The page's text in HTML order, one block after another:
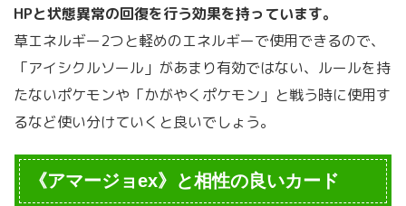
HPと状態異常の回復を行う効果を持っています。
草エネルギー2つと軽めのエネルギーで使用できるので、
「アイシクルソール」があまり有効ではない、ルールを持
たないポケモンや「かがやくポケモン」と戦う時に使用す
るなど使い分けていくと良いでしょう。
《アマージョex》と相性の良いカード